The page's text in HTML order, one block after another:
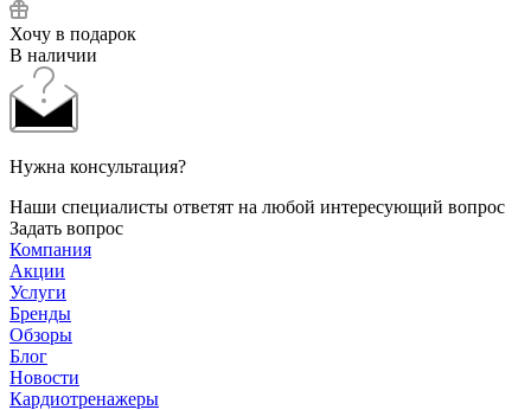
Хочу в подарок
В наличии
Нужна консультация?
Наши специалисты ответят на любой интересующий вопрос
Задать вопрос
Компания
Акции
Услуги
Бренды
Обзоры
Блог
Новости
Кардиотренажеры